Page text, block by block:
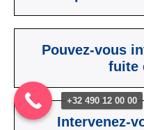
Pouvez-vous
fuite
Intervenez-
+32 490 12 00 00